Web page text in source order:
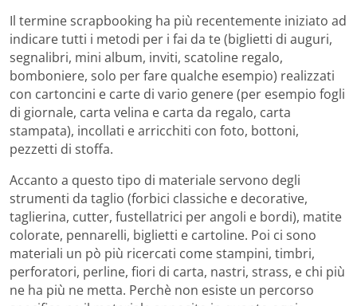
Il termine scrapbooking ha più recentemente iniziato ad
indicare tutti i metodi per i fai da te (biglietti di auguri,
segnalibri, mini album, inviti, scatoline regalo,
bomboniere, solo per fare qualche esempio) realizzati
con cartoncini e carte di vario genere (per esempio fogli
di giornale, carta velina e carta da regalo, carta
stampata), incollati e arricchiti con foto, bottoni,
pezzetti di stoffa.
Accanto a questo tipo di materiale servono degli
strumenti da taglio (forbici classiche e decorative,
taglierina, cutter, fustellatrici per angoli e bordi), matite
colorate, pennarelli, biglietti e cartoline. Poi ci sono
materiali un pò più ricercati come stampini, timbri,
perforatori, perline, fiori di carta, nastri, strass, e chi più
ne ha più ne metta. Perchè non esiste un percorso